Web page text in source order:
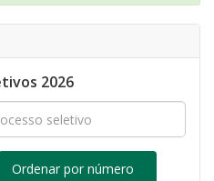
2026
Ordenar por número